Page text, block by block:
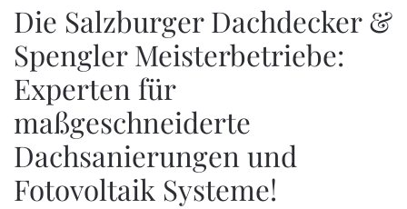
Die Salzburger Dachdecker &
Spengler Meisterbetriebe:
Experten für
maßgeschneiderte
Dachsanierungen und
Fotovoltaik Systeme!